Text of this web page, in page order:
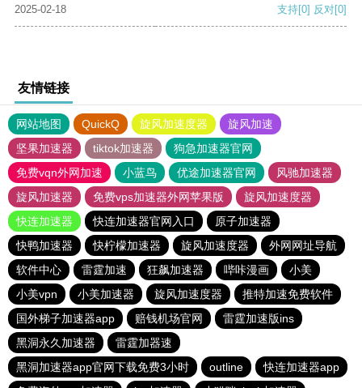
2025-02-18 支持[0] 反对[0]
友情链接
网站地图 QuickQ 旋风加速度器
旋风加速
坚果加速器
tiktok加速器
狗急加速器官网
免费vqn外网加速
小蓝鸟 优途加速器官网
风驰加速器
旋风加速器
免费vps加速器外网苹果版
旋风加速度器
快连加速器
快连加速器官网入口
原子加速器
快鸭加速器
快柠檬加速器 旋风加速度器
外网网址导航
软件中心
雷霆加速 狂飙加速器 哔咔漫画
小美
小美vpn
小美加速器 旋风加速度器
推特加速免费软件
国外梯子加速器app
赔钱机场官网
雷霆加速版ins
黑洞永久加速器
雷霆加器速
黑洞加速器app官网下载免费3小时
outline
快连加速器app